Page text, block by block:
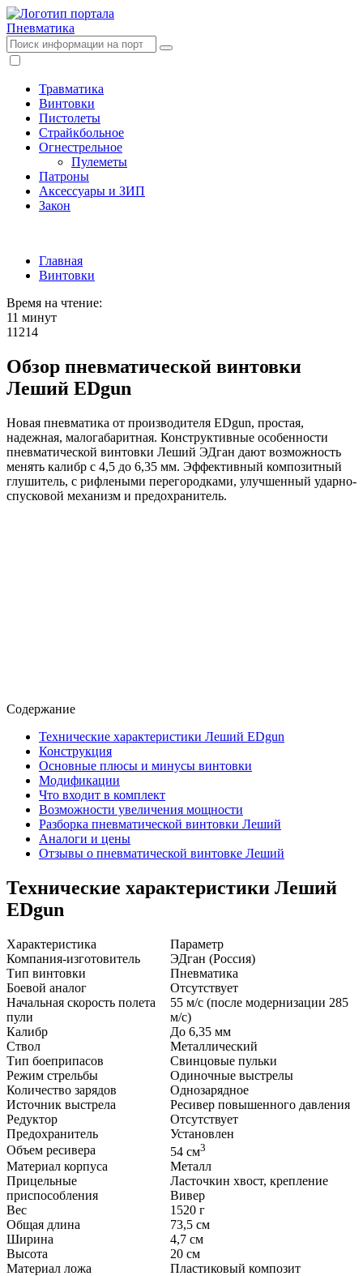
Пневматика
Травматика
Винтовки
Пистолеты
Страйкбольное
Огнестрельное
Пулеметы
Патроны
Аксессуары и ЗИП
Закон
Главная
Винтовки
Время на чтение:
11 минут
11214
Обзор пневматической винтовки
Леший EDgun
Новая пневматика от производителя EDgun, простая,
надежная, малогабаритная. Конструктивные особенности
пневматической винтовки Леший ЭДган дают возможность
менять калибр с 4,5 до 6,35 мм. Эффективный композитный
глушитель, с рифлеными перегородками, улучшенный ударно-
спусковой механизм и предохранитель.
Содержание
Технические характеристики Леший EDgun
Конструкция
Основные плюсы и минусы винтовки
Модификации
Что входит в комплект
Возможности увеличения мощности
Разборка пневматической винтовки Леший
Аналоги и цены
Отзывы о пневматической винтовке Леший
Технические характеристики Леший
EDgun
Характеристика
Параметр
Компания-изготовитель
ЭДган (Россия)
Тип винтовки
Пневматика
Боевой аналог
Отсутствует
Начальная скорость полета
пули
55 м/с (после модернизации 285
м/с)
Калибр
До 6,35 мм
Ствол
Металлический
Тип боеприпасов
Свинцовые пульки
Режим стрельбы
Одиночные выстрелы
Количество зарядов
Однозарядное
Источник выстрела
Ресивер повышенного давления
Редуктор
Отсутствует
Предохранитель
Установлен
Объем ресивера
54 см3
Материал корпуса
Металл
Прицельные
приспособления
Ласточкин хвост, крепление
Вивер
Вес
1520 г
Общая длина
73,5 см
Ширина
4,7 см
Высота
20 см
Материал ложа
Пластиковый композит